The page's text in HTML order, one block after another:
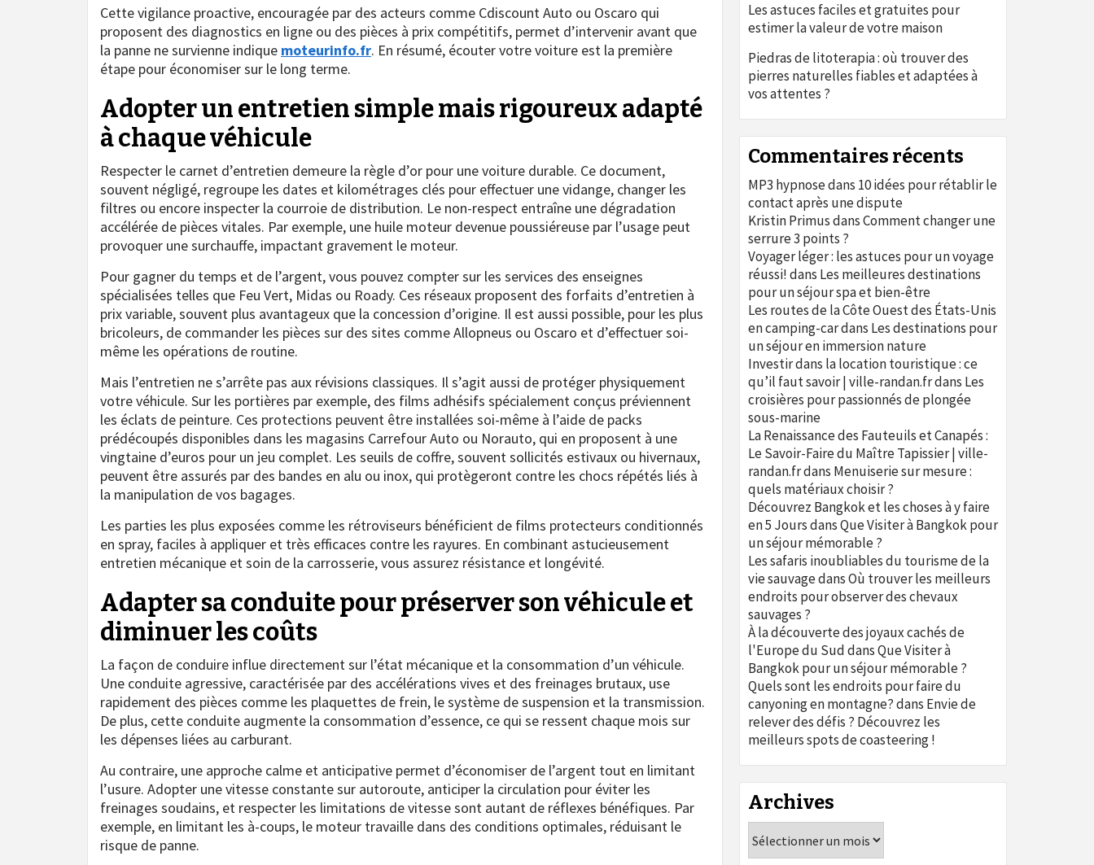
Cette vigilance proactive, encouragée par des acteurs comme Cdiscount Auto ou Oscaro qui
proposent des diagnostics en ligne ou des pièces à prix compétitifs, permet d’intervenir avant que
la panne ne survienne indique moteurinfo.fr. En résumé, écouter votre voiture est la première
étape pour économiser sur le long terme.
Adopter un entretien simple mais rigoureux adapté
à chaque véhicule
Respecter le carnet d’entretien demeure la règle d’or pour une voiture durable. Ce document,
souvent négligé, regroupe les dates et kilométrages clés pour effectuer une vidange, changer les
filtres ou encore inspecter la courroie de distribution. Le non-respect entraîne une dégradation
accélérée de pièces vitales. Par exemple, une huile moteur devenue poussiéreuse par l’usage peut
provoquer une surchauffe, impactant gravement le moteur.
Pour gagner du temps et de l’argent, vous pouvez compter sur les services des enseignes
spécialisées telles que Feu Vert, Midas ou Roady. Ces réseaux proposent des forfaits d’entretien à
prix variable, souvent plus avantageux que la concession d’origine. Il est aussi possible, pour les plus
bricoleurs, de commander les pièces sur des sites comme Allopneus ou Oscaro et d’effectuer soi-
même les opérations de routine.
Mais l’entretien ne s’arrête pas aux révisions classiques. Il s’agit aussi de protéger physiquement
votre véhicule. Sur les portières par exemple, des films adhésifs spécialement conçus préviennent
les éclats de peinture. Ces protections peuvent être installées soi-même à l’aide de packs
prédécoupés disponibles dans les magasins Carrefour Auto ou Norauto, qui en proposent à une
vingtaine d’euros pour un jeu complet. Les seuils de coffre, souvent sollicités estivaux ou hivernaux,
peuvent être assurés par des bandes en alu ou inox, qui protègeront contre les chocs répétés liés à
la manipulation de vos bagages.
Les parties les plus exposées comme les rétroviseurs bénéficient de films protecteurs conditionnés
en spray, faciles à appliquer et très efficaces contre les rayures. En combinant astucieusement
entretien mécanique et soin de la carrosserie, vous assurez résistance et longévité.
Adapter sa conduite pour préserver son véhicule et
diminuer les coûts
La façon de conduire influe directement sur l’état mécanique et la consommation d’un véhicule.
Une conduite agressive, caractérisée par des accélérations vives et des freinages brutaux, use
rapidement des pièces comme les plaquettes de frein, le système de suspension et la transmission.
De plus, cette conduite augmente la consommation d’essence, ce qui se ressent chaque mois sur
les dépenses liées au carburant.
Au contraire, une approche calme et anticipative permet d’économiser de l’argent tout en limitant
l’usure. Adopter une vitesse constante sur autoroute, anticiper la circulation pour éviter les
freinages soudains, et respecter les limitations de vitesse sont autant de réflexes bénéfiques. Par
exemple, en limitant les à-coups, le moteur travaille dans des conditions optimales, réduisant le
risque de panne.
Les astuces faciles et gratuites pour
estimer la valeur de votre maison
Piedras de litoterapia : où trouver des
pierres naturelles fiables et adaptées à
vos attentes ?
Commentaires récents
MP3 hypnosedans 10 idées pour rétablir le
contact après une dispute
Kristin PrimusdansComment changer une
serrure 3 points ?
Voyager léger : les astuces pour un voyage
réussi!dans Les meilleures destinations
pour un séjour spa et bien-être
Les routes de la Côte Ouest des États-Unis
en camping-cardans Les destinations pour
un séjour en immersion nature
Investir dans la location touristique : ce
qu’il faut savoir | ville-randan.frdans Les
croisières pour passionnés de plongée
sous-marine
La Renaissance des Fauteuils et Canapés :
Le Savoir-Faire du Maître Tapissier | ville-
randan.frdans Menuiserie sur mesure :
quels matériaux choisir ?
Découvrez Bangkok et les choses à y faire
en 5 JoursdansQue Visiter à Bangkok pour
un séjour mémorable ?
Les safaris inoubliables du tourisme de la
vie sauvagedansOù trouver les meilleurs
endroits pour observer des chevaux
sauvages ?
À la découverte des joyaux cachés de
l'Europe du SuddansQue Visiter à
Bangkok pour un séjour mémorable ?
Quels sont les endroits pour faire du
canyoning en montagne?dans Envie de
relever des défis ? Découvrez les
meilleurs spots de coasteering !
Archives